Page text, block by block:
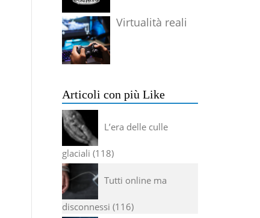
Virtualità reali
Articoli con più Like
L’era delle culle
glaciali 118
Tutti online ma
disconnessi 116